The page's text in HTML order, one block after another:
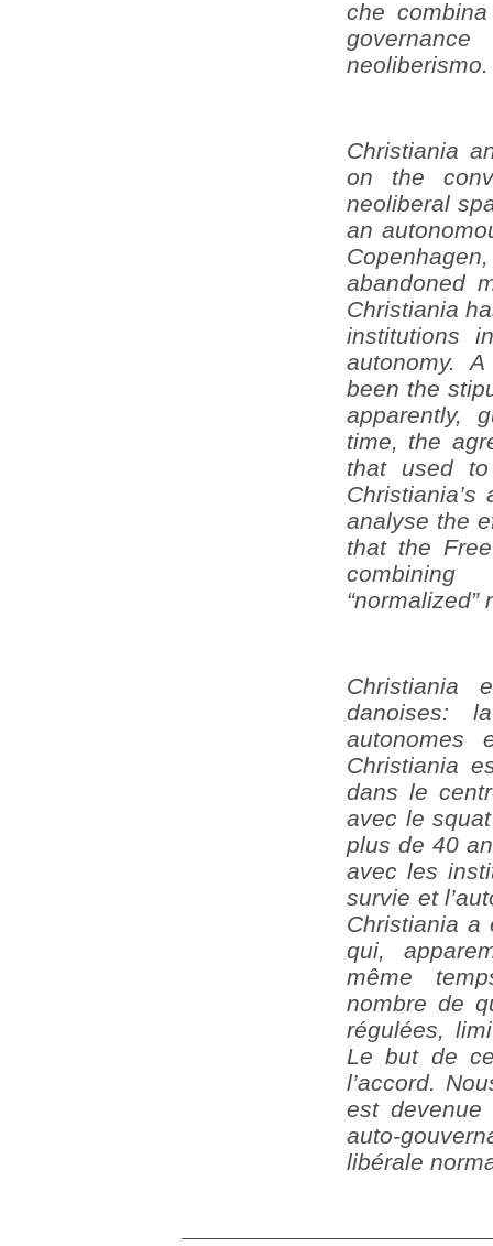
che
neoliberismo.
Christiania
on the
neoliberal
an
abandoned
Christiania
institutions
autonomy.
been the
apparently,
time, the
that used to
analyse the
that the
Christiania
danoises:
Christiania
dans le
avec le
plus de 40
avec les
survie et
Christiania a
qui,
même
nombre de
régulées,
Le but de
l’accord.
est
auto-
libérale